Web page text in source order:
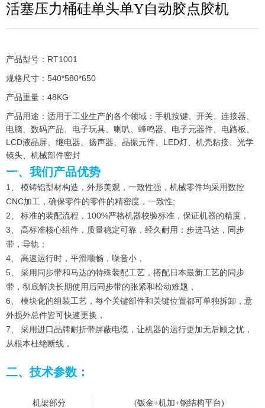
活塞压力桶硅单头单Y自动胶点胶机
产品型号：RT1001
规格尺寸：540*580*650
产品重量：48KG
产品用途：适用于工业生产的各个领域：手机按键、开关、连接器、
电脑、数码产品、电子玩具、喇叭、蜂鸣器、电子元器件、电路板、
LCD液晶屏、继电器、扬声器、晶振元件、LED灯、机壳粘接、光学
镜头、机械部件密封
一、我们产品优势
1、 模铸铝型材构造，外形美观，一致性强，机械零件均采用数控
CNC加工，确保零件的零件的精密度，一致性;
2、 标准的装配流程，100%严格机器校验标准，保证机器的精度，
3、 高标准核心组件，质量稳定可靠，经久耐用：步进马达，同步
带，导轨；
4、 高速运行时，平滑顺畅，噪音小，
5、 采用同步带和马达的特殊装配工艺，搭配日本最新工艺的同步
带，彻底解决长期使用后同步带的张紧和松动难题，
6、 模块化的组装工艺，每个关键部件和关键位置都可单独拆卸，意
外损外总件皆可快速更换，
7、 采用进口品牌耐折带屏蔽电缆，让机器的运行更加无后顾之忧，
从根本杜绝断线，
二、技术参数：
机架部分
(钣金+机加+钢结构平台)